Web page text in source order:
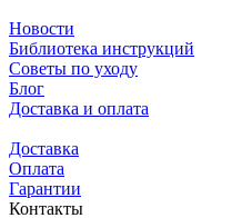
Новости
Библиотека инструкций
Советы по уходу
Блог
Доставка и оплата
Доставка
Оплата
Гарантии
Контакты